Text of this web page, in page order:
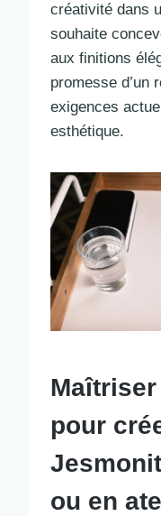
créativité dans
souhaite
aux finitions
promesse d’un
exigences
esthétique.
pour
ou en